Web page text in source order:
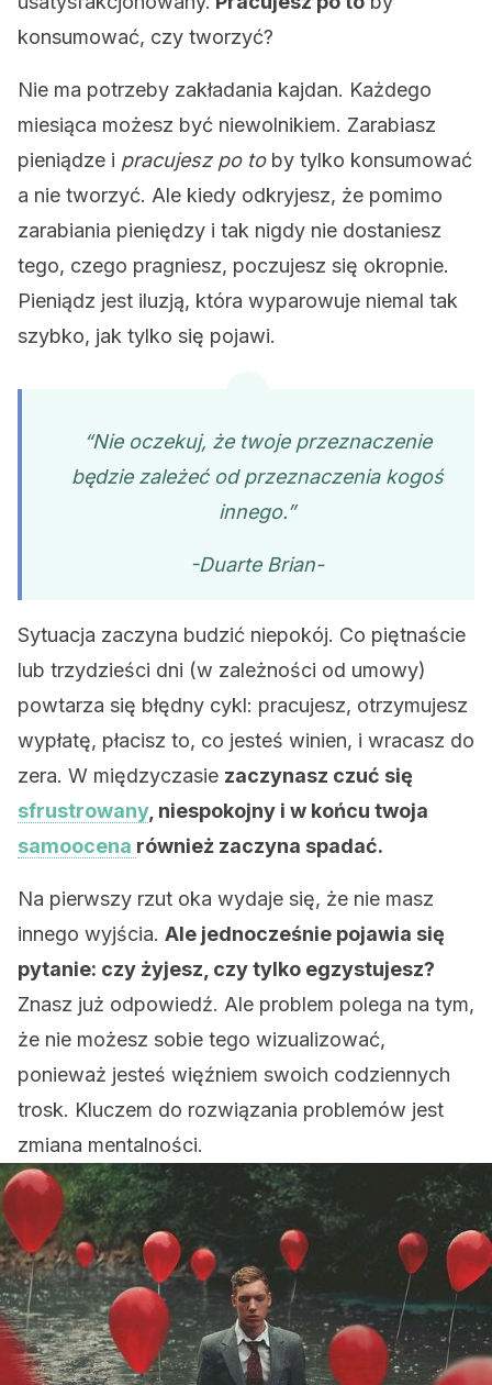
konsumować, czy tworzyć?
Nie ma potrzeby zakładania kajdan. Każdego
miesiąca możesz być niewolnikiem. Zarabiasz
pieniądze i pracujesz po toby tylko konsumować
a nie tworzyć. Ale kiedy odkryjesz, że pomimo
zarabiania pieniędzy i tak nigdy nie dostaniesz
tego, czego pragniesz, poczujesz się okropnie.
Pieniądz jest iluzją, która wyparowuje niemal tak
szybko, jak tylko się pojawi.
“Nie oczekuj, że twoje przeznaczenie
będzie zależeć od przeznaczenia kogoś
innego.”
-Duarte Brian-
Sytuacja zaczyna budzić niepokój. Co piętnaście
lub trzydzieści dni (w zależności od umowy)
powtarza się błędny cykl: pracujesz, otrzymujesz
wypłatę, płacisz to, co jesteś winien, i wracasz do
zera. W międzyczasie zaczynasz czuć się
sfrustrowany, niespokojny i w końcu twoja
samoocena również zaczyna spadać.
Na pierwszy rzut oka wydaje się, że nie masz
innego wyjścia. Ale jednocześnie pojawia się
pytanie: czy żyjesz, czy tylko egzystujesz?
Znasz już odpowiedź. Ale problem polega na tym,
że nie możesz sobie tego wizualizować,
ponieważ jesteś więźniem swoich codziennych
trosk. Kluczem do rozwiązania problemów jest
zmiana mentalności.